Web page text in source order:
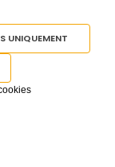
UNIQUEMENT